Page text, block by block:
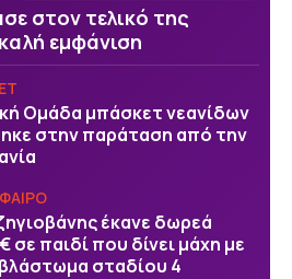
στον τελικό της
εμφάνιση
Ομάδα μπάσκετ νεανίδων
στην παράταση από την
έκανε δωρεά
σε παιδί που δίνει μάχη με
σταδίου 4